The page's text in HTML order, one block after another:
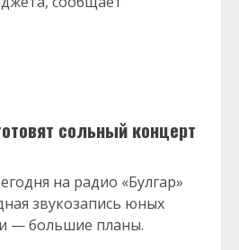
сольный концерт
на радио «Булгар»
звукозапись юных
— большие планы.